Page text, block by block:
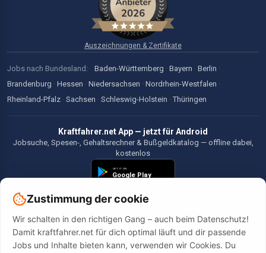
Auszeichnungen & Zertifikate
Jobs nach Bundesland: Baden-Württemberg · Bayern · Berlin ·
Brandenburg · Hessen · Niedersachsen · Nordrhein-Westfalen ·
Rheinland-Pfalz · Sachsen · Schleswig-Holstein · Thüringen
Kraftfahrer.net App — jetzt für Android
Jobsuche, Spesen-, Gehaltsrechner & Bußgeldkatalog — offline dabei,
kostenlos
©2026 Kraftfahrer.net. Alle Rechte vorbehalten.
Zustimmung der cookie
Wir schalten in den richtigen Gang – auch beim Datenschutz!
Damit kraftfahrer.net für dich optimal läuft und dir passende
Jobs und Inhalte bieten kann, verwenden wir Cookies. Du